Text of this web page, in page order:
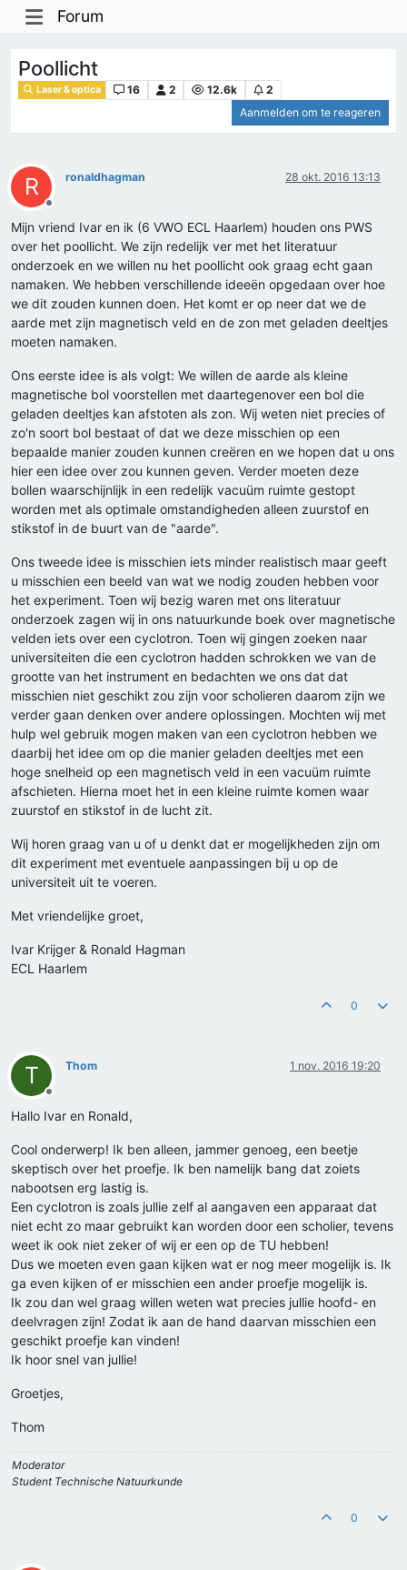
Forum
Poollicht
Laser & optica 16 2 12.6k
2
Aanmelden om te reageren
R
Offline
ronaldhagman 28 okt. 2016 13:13
Mijn vriend Ivar en ik (6 VWO ECL Haarlem) houden ons PWS
over het poollicht. We zijn redelijk ver met het literatuur
onderzoek en we willen nu het poollicht ook graag echt gaan
namaken. We hebben verschillende ideeën opgedaan over hoe
we dit zouden kunnen doen. Het komt er op neer dat we de
aarde met zijn magnetisch veld en de zon met geladen deeltjes
moeten namaken.
Ons eerste idee is als volgt: We willen de aarde als kleine
magnetische bol voorstellen met daartegenover een bol die
geladen deeltjes kan afstoten als zon. Wij weten niet precies of
zo'n soort bol bestaat of dat we deze misschien op een
bepaalde manier zouden kunnen creëren en we hopen dat u ons
hier een idee over zou kunnen geven. Verder moeten deze
bollen waarschijnlijk in een redelijk vacuüm ruimte gestopt
worden met als optimale omstandigheden alleen zuurstof en
stikstof in de buurt van de "aarde".
Ons tweede idee is misschien iets minder realistisch maar geeft
u misschien een beeld van wat we nodig zouden hebben voor
het experiment. Toen wij bezig waren met ons literatuur
onderzoek zagen wij in ons natuurkunde boek over magnetische
velden iets over een cyclotron. Toen wij gingen zoeken naar
universiteiten die een cyclotron hadden schrokken we van de
grootte van het instrument en bedachten we ons dat dat
misschien niet geschikt zou zijn voor scholieren daarom zijn we
verder gaan denken over andere oplossingen. Mochten wij met
hulp wel gebruik mogen maken van een cyclotron hebben we
daarbij het idee om op die manier geladen deeltjes met een
hoge snelheid op een magnetisch veld in een vacuüm ruimte
afschieten. Hierna moet het in een kleine ruimte komen waar
zuurstof en stikstof in de lucht zit.
Wij horen graag van u of u denkt dat er mogelijkheden zijn om
dit experiment met eventuele aanpassingen bij u op de
universiteit uit te voeren.
Met vriendelijke groet,
Ivar Krijger & Ronald Hagman
ECL Haarlem
0
T
Offline
Thom 1 nov. 2016 19:20
Hallo Ivar en Ronald,
Cool onderwerp! Ik ben alleen, jammer genoeg, een beetje
skeptisch over het proefje. Ik ben namelijk bang dat zoiets
nabootsen erg lastig is.
Een cyclotron is zoals jullie zelf al aangaven een apparaat dat
niet echt zo maar gebruikt kan worden door een scholier, tevens
weet ik ook niet zeker of wij er een op de TU hebben!
Dus we moeten even gaan kijken wat er nog meer mogelijk is. Ik
ga even kijken of er misschien een ander proefje mogelijk is.
Ik zou dan wel graag willen weten wat precies jullie hoofd- en
deelvragen zijn! Zodat ik aan de hand daarvan misschien een
geschikt proefje kan vinden!
Ik hoor snel van jullie!
Groetjes,
Thom
Moderator
Student Technische Natuurkunde
0